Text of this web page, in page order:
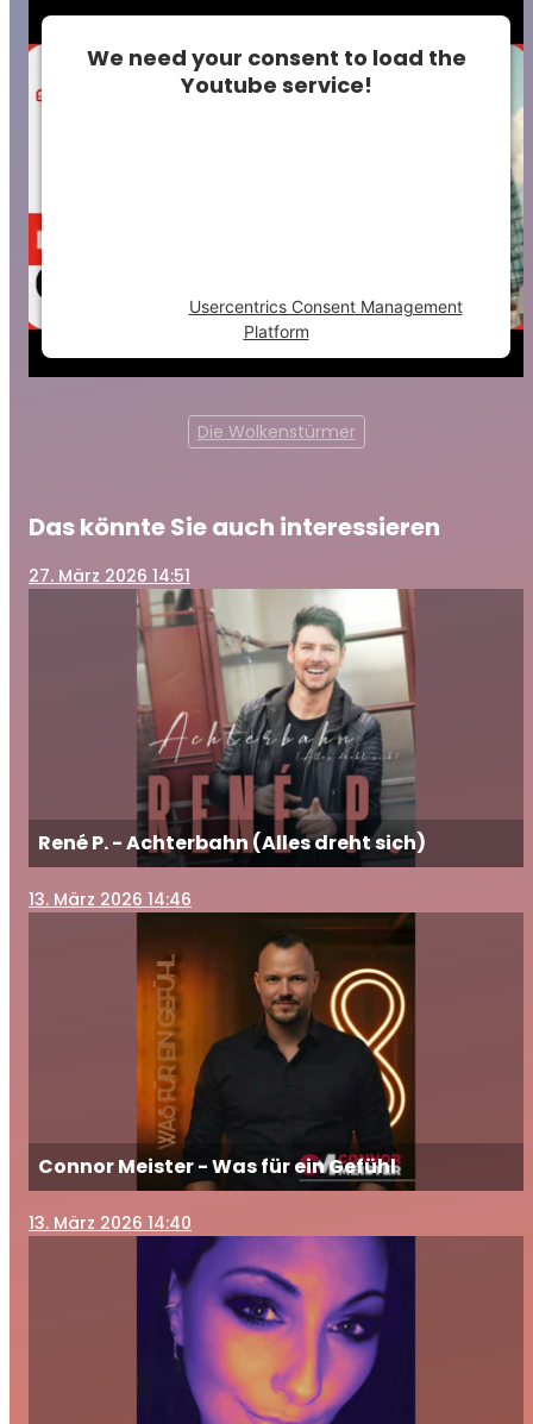
We need your consent to load the
Youtube service!
Usercentrics Consent Management
Platform
Die Wolkenstürmer
Das könnte Sie auch interessieren
27. März 2026 14:51
René P. - Achterbahn (Alles dreht sich)
13. März 2026 14:46
Connor Meister - Was für ein Gefühl
13. März 2026 14:40